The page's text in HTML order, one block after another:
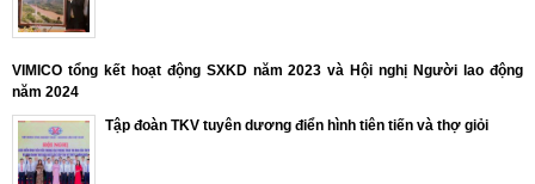
VIMICO tổng kết hoạt động SXKD năm 2023 và Hội nghị Người lao động
năm 2024
Tập đoàn TKV tuyên dương điển hình tiên tiến và thợ giỏi